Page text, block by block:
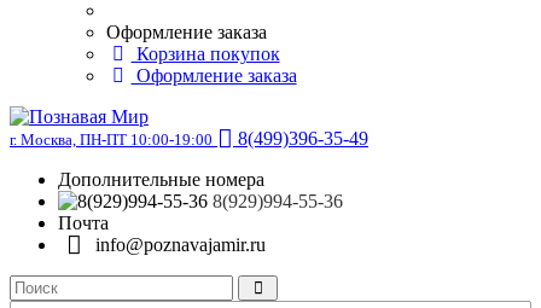
Оформление заказа
Корзина покупок
Оформление заказа
г. Москва, ПН-ПТ 10:00-19:00
8(499)396-35-49
Дополнительные номера
8(929)994-55-36
Почта
info@poznavajamir.ru